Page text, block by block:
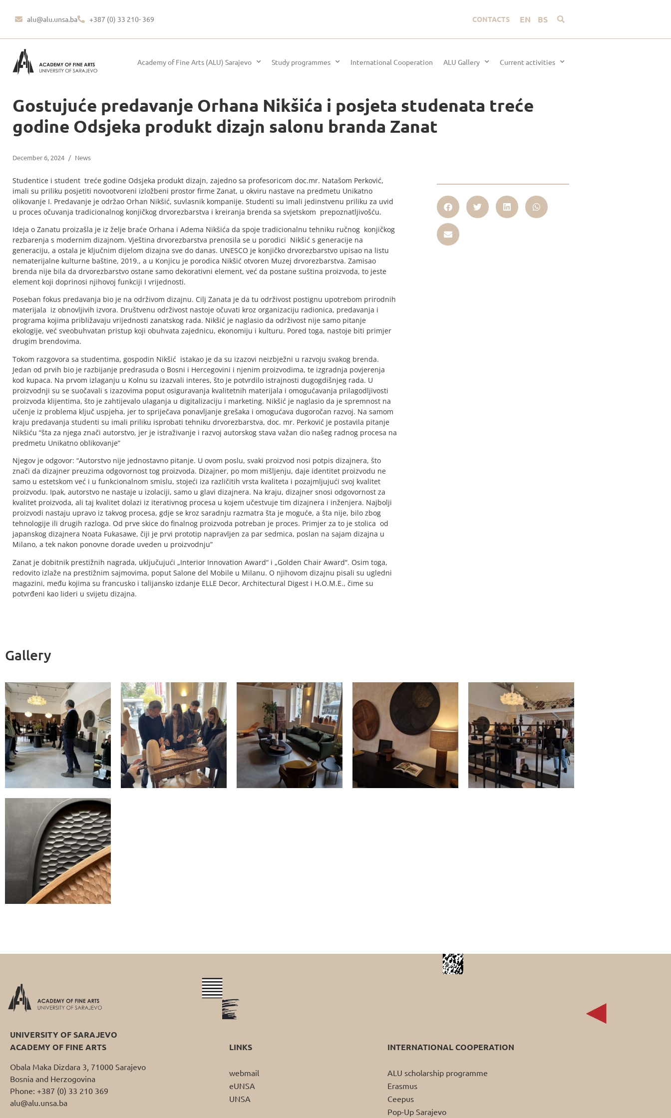
alu@alu.unsa.ba +387 (0) 33 210- 369 CONTACTS EN BS
Academy of Fine Arts (ALU) Sarajevo Study programmes International Cooperation ALU Gallery Current activities
Gostujuće predavanje Orhana Nikšića i posjeta studenata treće
godine Odsjeka produkt dizajn salonu branda Zanat
December 6, 2024 / News
Studentice i student treće godine Odsjeka produkt dizajn, zajedno sa profesoricom doc.mr. Natašom Perković,
imali su priliku posjetiti novootvoreni izložbeni prostor firme Zanat, u okviru nastave na predmetu Unikatno
olikovanje I. Predavanje je održao Orhan Nikšić, suvlasnik kompanije. Studenti su imali jedinstvenu priliku za uvid
u proces očuvanja tradicionalnog konjičkog drvorezbarstva i kreiranja brenda sa svjetskom prepoznatljivošću.
Ideja o Zanatu proizašla je iz želje braće Orhana i Adema Nikšića da spoje tradicionalnu tehniku ručnog konjičkog
rezbarenja s modernim dizajnom. Vještina drvorezbarstva prenosila se u porodici Nikšić s generacije na
generaciju, a ostala je ključnim dijelom dizajna sve do danas. UNESCO je konjičko drvorezbarstvo upisao na listu
nematerijalne kulturne baštine, 2019., a u Konjicu je porodica Nikšić otvoren Muzej drvorezbarstva. Zamisao
brenda nije bila da drvorezbarstvo ostane samo dekorativni element, već da postane suština proizvoda, to jeste
element koji doprinosi njihovoj funkciji I vrijednosti.
Poseban fokus predavanja bio je na održivom dizajnu. Cilj Zanata je da tu održivost postignu upotrebom prirodnih
materijala iz obnovljivih izvora. Društvenu održivost nastoje očuvati kroz organizaciju radionica, predavanja i
programa kojima približavaju vrijednosti zanatskog rada. Nikšić je naglasio da održivost nije samo pitanje
ekologije, već sveobuhvatan pristup koji obuhvata zajednicu, ekonomiju i kulturu. Pored toga, nastoje biti primjer
drugim brendovima.
Tokom razgovora sa studentima, gospodin Nikšić istakao je da su izazovi neizbježni u razvoju svakog brenda.
Jedan od prvih bio je razbijanje predrasuda o Bosni i Hercegovini i njenim proizvodima, te izgradnja povjerenja
kod kupaca. Na prvom izlaganju u Kolnu su izazvali interes, što je potvrdilo istrajnosti dugogdišnjeg rada. U
proizvodnji su se suočavali s izazovima poput osiguravanja kvalitetnih materijala i omogućavanja prilagodljivosti
proizvoda klijentima, što je zahtijevalo ulaganja u digitalizaciju i marketing. Nikšić je naglasio da je spremnost na
učenje iz problema ključ uspjeha, jer to spriječava ponavljanje grešaka i omogućava dugoročan razvoj. Na samom
kraju predavanja studenti su imali priliku isprobati tehniku drvorezbarstva, doc. mr. Perković je postavila pitanje
Nikšiću “šta za njega znači autorstvo, jer je istraživanje i razvoj autorskog stava važan dio našeg radnog procesa na
predmetu Unikatno oblikovanje”
Njegov je odgovor: “Autorstvo nije jednostavno pitanje. U ovom poslu, svaki proizvod nosi potpis dizajnera, što
znači da dizajner preuzima odgovornost tog proizvoda. Dizajner, po mom mišljenju, daje identitet proizvodu ne
samo u estetskom već i u funkcionalnom smislu, stojeći iza različitih vrsta kvaliteta i pozajmljujući svoj kvalitet
proizvodu. Ipak, autorstvo ne nastaje u izolaciji, samo u glavi dizajnera. Na kraju, dizajner snosi odgovornost za
kvalitet proizvoda, ali taj kvalitet dolazi iz iterativnog procesa u kojem učestvuje tim dizajnera i inženjera. Najbolji
proizvodi nastaju upravo iz takvog procesa, gdje se kroz saradnju razmatra šta je moguće, a šta nije, bilo zbog
tehnologije ili drugih razloga. Od prve skice do finalnog proizvoda potreban je proces. Primjer za to je stolica od
japanskog dizajnera Noata Fukasawe, čiji je prvi prototip napravljen za par sedmica, poslan na sajam dizajna u
Milano, a tek nakon ponovne dorade uveden u proizvodnju”
Zanat je dobitnik prestižnih nagrada, uključujući „Interior Innovation Award“ i „Golden Chair Award“. Osim toga,
redovito izlaže na prestižnim sajmovima, poput Salone del Mobile u Milanu. O njihovom dizajnu pisali su ugledni
magazini, među kojima su francusko i talijansko izdanje ELLE Decor, Architectural Digest i H.O.M.E., čime su
potvrđeni kao lideri u svijetu dizajna.
Gallery
UNIVERSITY OF SARAJEVO
ACADEMY OF FINE ARTS
Obala Maka Dizdara 3, 71000 Sarajevo
Bosnia and Herzogovina
Phone: +387 (0) 33 210 369
alu@alu.unsa.ba
LINKS
webmail
eUNSA
UNSA
INTERNATIONAL COOPERATION
ALU scholarship programme
Erasmus
Ceepus
Pop-Up Sarajevo